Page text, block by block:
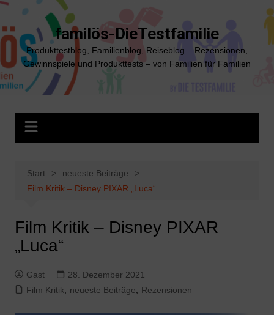
Zum
springen
familös-DieTestfamilie
Produkttestblog, Familienblog, Reiseblog – Rezensionen,
Gewinnspiele und Produkttests – von Familien für Familien
Start
neueste Beiträge
Film Kritik – Disney PIXAR „Luca“
Film Kritik – Disney PIXAR
„Luca“
Gast
28. Dezember 2021
Film Kritik
neueste Beiträge Rezensionen